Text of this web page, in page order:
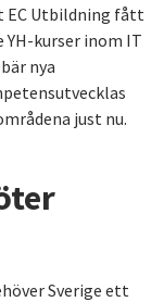
EC Utbildning fått
kurser inom IT
nya
just nu.
Sverige ett